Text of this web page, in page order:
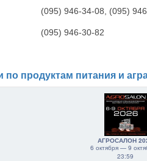
(095) 946-34-08, (095)
(095) 946-30-82
по продуктам питания и
АГРОСАЛОН
6 октября — 9
23:59